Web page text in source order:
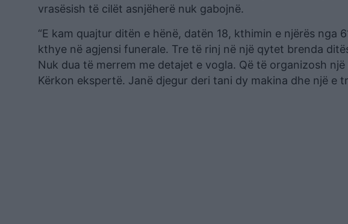
vrasësish të cilët asnjëherë nuk gabojnë.
“E kam quajtur ditën e hënë, datën 18, kthimin e njërës nga
kthye në agjensi funerale. Tre të rinj në një qytet brenda
Nuk dua të merrem me detajet e vogla. Që të organizosh
Kërkon ekspertë. Janë djegur deri tani dy makina dhe një e